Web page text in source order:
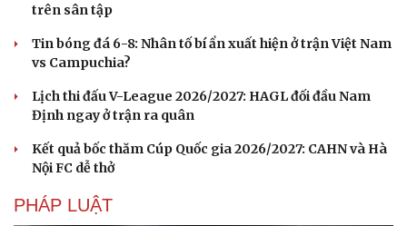
trên sân tập
Tin bóng đá 6-8: Nhân tố bí ẩn xuất hiện ở trận Việt Nam
vs Campuchia?
Lịch thi đấu V-League 2026/2027: HAGL đối đầu Nam
Định ngay ở trận ra quân
Kết quả bốc thăm Cúp Quốc gia 2026/2027: CAHN và Hà
Nội FC dễ thở
PHÁP LUẬT